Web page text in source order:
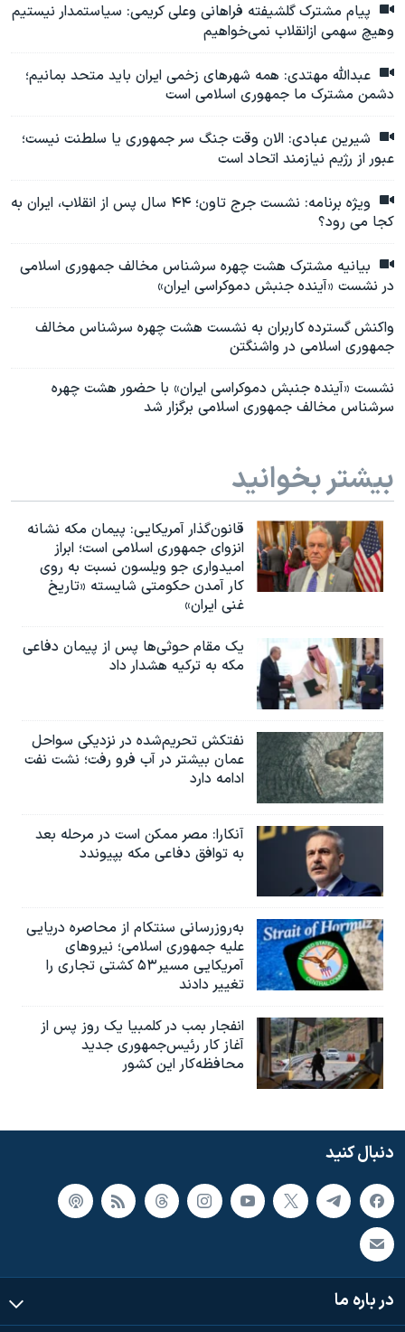
پیام مشترک گلشیفته فراهانی وعلی کریمی: سیاستمدار نیستیم
وهیچ سهمی ازانقلاب نمی‌خواهیم
عبدالله مهتدی: همه شهرهای زخمی ایران باید متحد بمانیم؛
دشمن مشترک ما جمهوری اسلامی است
شیرین عبادی: الان وقت جنگ سر جمهوری یا سلطنت نیست؛
عبور از رژیم نیازمند اتحاد است
ویژه برنامه: نشست جرج تاون؛ ۴۴ سال پس از انقلاب، ایران به
کجا می رود؟
بیانیه مشترک هشت چهره سرشناس مخالف جمهوری اسلامی
در نشست «آینده جنبش دموکراسی ایران»
واکنش‌ گسترده کاربران به نشست هشت چهره سرشناس مخالف
جمهوری اسلامی در واشنگتن
نشست «آینده جنبش دموکراسی ایران» با حضور هشت چهره
سرشناس مخالف جمهوری اسلامی برگزار شد
بیشتر بخوانید
قانون‌گذار آمریکایی: پیمان مکه نشانه
انزوای جمهوری اسلامی است؛ ابراز
امیدواری جو ویلسون نسبت به روی
کار آمدن حکومتی شایسته «تاریخ
غنی ایران»
یک مقام حوثی‌ها پس از پیمان دفاعی
مکه به ترکیه هشدار داد
نفتکش تحریم‌شده در نزدیکی سواحل
عمان بیشتر در آب فرو رفت؛ نشت نفت
ادامه دارد
آنکارا: مصر ممکن است در مرحله بعد
به توافق دفاعی مکه بپیوندد
به‌روزرسانی سنتکام از محاصره دریایی
علیه جمهوری اسلامی؛ نیروهای
آمریکایی مسیر۵۳ کشتی تجاری را
تغییر دادند
انفجار بمب‌‌ در کلمبیا یک روز پس از
آغاز کار رئیس‌جمهوری جدید
محافظه‌کار این کشور
دنبال کنید
در باره ما